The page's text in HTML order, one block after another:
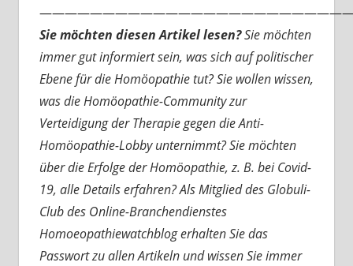
Sie möchten diesen Artikel lesen?Sie möchten
immer gut informiert sein, was sich auf politischer
Ebene für die Homöopathie tut? Sie wollen wissen,
was die Homöopathie-Community zur
Verteidigung der Therapie gegen die Anti-
Homöopathie-Lobby unternimmt? Sie möchten
über die Erfolge der Homöopathie, z. B. bei Covid-
19, alle Details erfahren? Als Mitglied des Globuli-
Club des Online-Branchendienstes
Homoeopathiewatchblog erhalten Sie das
Passwort zu allen Artikeln und wissen Sie immer